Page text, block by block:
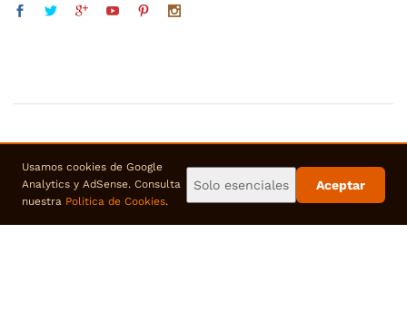
Usamos cookies de Google
Analytics y AdSense. Consulta
nuestra Politica de Cookies.
Solo esenciales Aceptar